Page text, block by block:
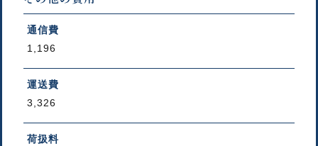
通信費
1,196
運送費
3,326
荷扱料